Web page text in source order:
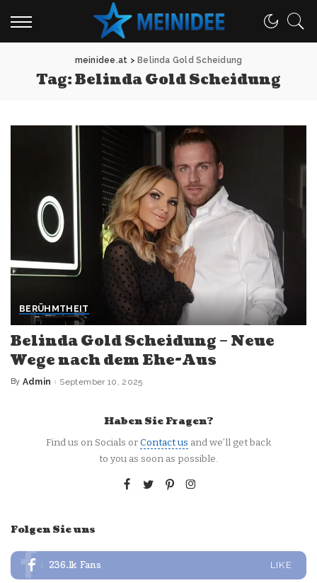
meinidee.at > Belinda Gold Scheidung
Tag:Belinda Gold Scheidung
BERÜHMTHEIT
Belinda Gold Scheidung – Neue
Wege nach dem Ehe-Aus
Posted
By Admin September 10, 2025
Haben Sie Fragen?
Find us on Socials orContact us and we’ll get back
to you as soon as possible.
Folgen Sie uns
236.1k Fans LIKE